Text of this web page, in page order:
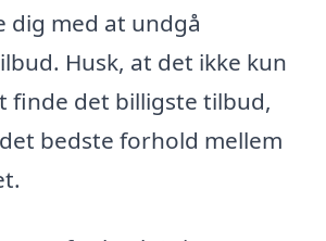
dig med at undgå
Husk, at det ikke kun
finde det billigste tilbud,
bedste forhold mellem